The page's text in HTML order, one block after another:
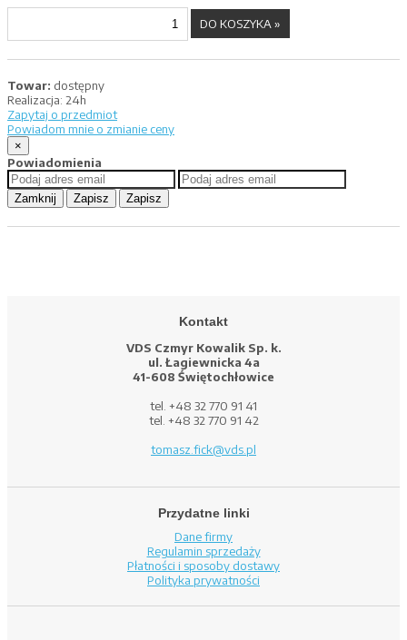
Towar: dostępny
Realizacja: 24h
Zapytaj o przedmiot
Powiadom mnie o zmianie ceny
×
Powiadomienia
Zamknij Zapisz Zapisz
Kontakt
VDS Czmyr Kowalik Sp. k.
ul. Łagiewnicka 4a
41-608 Świętochłowice
tel. +48 32 770 91 41
tel. +48 32 770 91 42
tomasz.fick@vds.pl
Przydatne linki
Dane firmy
Regulamin sprzedaży
Płatności i sposoby dostawy
Polityka prywatności